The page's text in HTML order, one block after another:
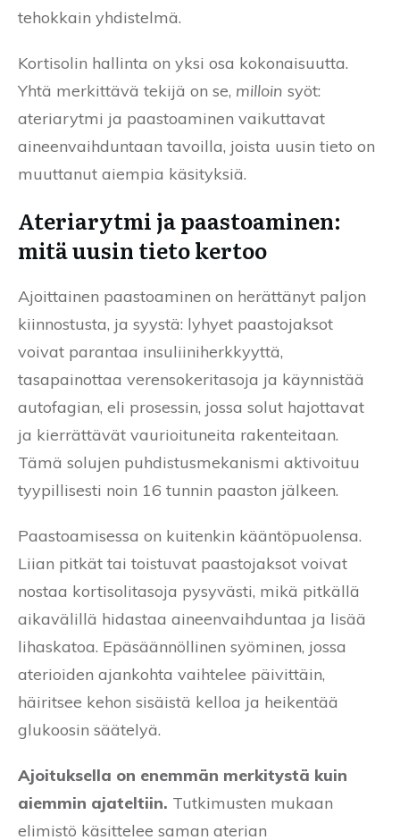
tehokkain yhdistelmä.
Kortisolin hallinta on yksi osa kokonaisuutta.
Yhtä merkittävä tekijä on se, milloin syöt:
ateriarytmi ja paastoaminen vaikuttavat
aineenvaihduntaan tavoilla, joista uusin tieto on
muuttanut aiempia käsityksiä.
Ateriarytmi ja paastoaminen:
mitä uusin tieto kertoo
Ajoittainen paastoaminen on herättänyt paljon
kiinnostusta, ja syystä: lyhyet paastojaksot
voivat parantaa insuliiniherkkyyttä,
tasapainottaa verensokeritasoja ja käynnistää
autofagian, eli prosessin, jossa solut hajottavat
ja kierrättävät vaurioituneita rakenteitaan.
Tämä solujen puhdistusmekanismi aktivoituu
tyypillisesti noin 16 tunnin paaston jälkeen.
Paastoamisessa on kuitenkin kääntöpuolensa.
Liian pitkät tai toistuvat paastojaksot voivat
nostaa kortisolitasoja pysyvästi, mikä pitkällä
aikavälillä hidastaa aineenvaihduntaa ja lisää
lihaskatoa. Epäsäännöllinen syöminen, jossa
aterioiden ajankohta vaihtelee päivittäin,
häiritsee kehon sisäistä kelloa ja heikentää
glukoosin säätelyä.
Ajoituksella on enemmän merkitystä kuin
aiemmin ajateltiin. Tutkimusten mukaan
elimistö käsittelee saman aterian